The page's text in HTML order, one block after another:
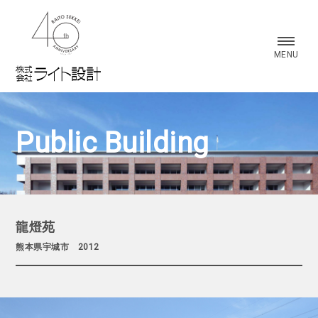
MENU
Public Building
龍燈苑
熊本県宇城市 2012